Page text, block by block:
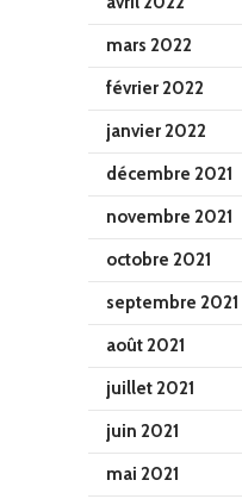
mars 2022
février 2022
janvier 2022
décembre 2021
novembre 2021
octobre 2021
septembre 2021
août 2021
juillet 2021
juin 2021
mai 2021